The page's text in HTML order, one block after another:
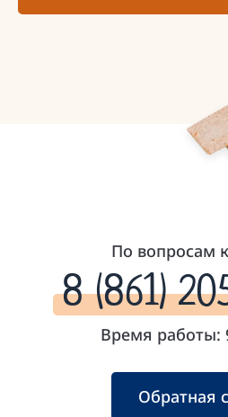
По вопросам
8 (861)
Время работы:
Обратная